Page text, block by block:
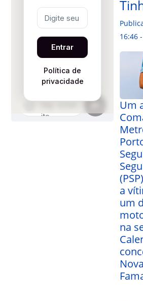
16:46 -
Um
a
um
na